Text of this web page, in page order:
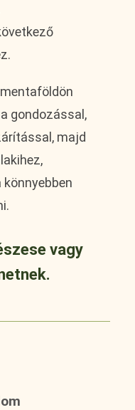
gondozással,
majd
vagy